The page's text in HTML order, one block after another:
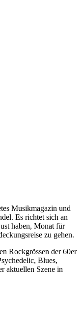
Musikmagazin und
Es richtet sich an
haben, Monat für
zu gehen.
Rockgrössen der 60er
Blues,
aktuellen Szene in